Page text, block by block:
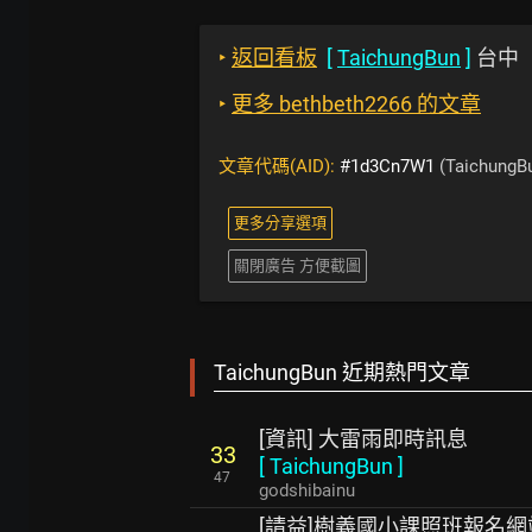
‣ 返回看板 [TaichungBun ] 台中
‣ 更多 bethbeth2266 的文章
文章代碼(AID): #1d3Cn7W1
更多分享選項
關閉廣告 方便截圖
TaichungBun 近期熱門文章
33
47
[資訊] 大雷雨即時訊息
[TaichungBun ]
godshibainu
[請益]樹義國小課照班報名